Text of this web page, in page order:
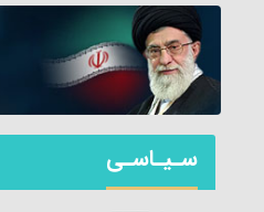
سـیـاسـی